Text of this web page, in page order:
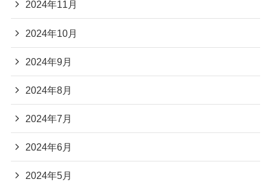
2024年11月
2024年10月
2024年9月
2024年8月
2024年7月
2024年6月
2024年5月